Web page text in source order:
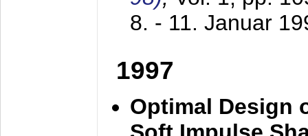
8. - 11. Januar
1997
Optimal Design